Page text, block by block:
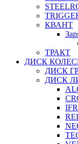
КВАНТ
ТРАКТ
ДИСК
ДИСК
ДИСК